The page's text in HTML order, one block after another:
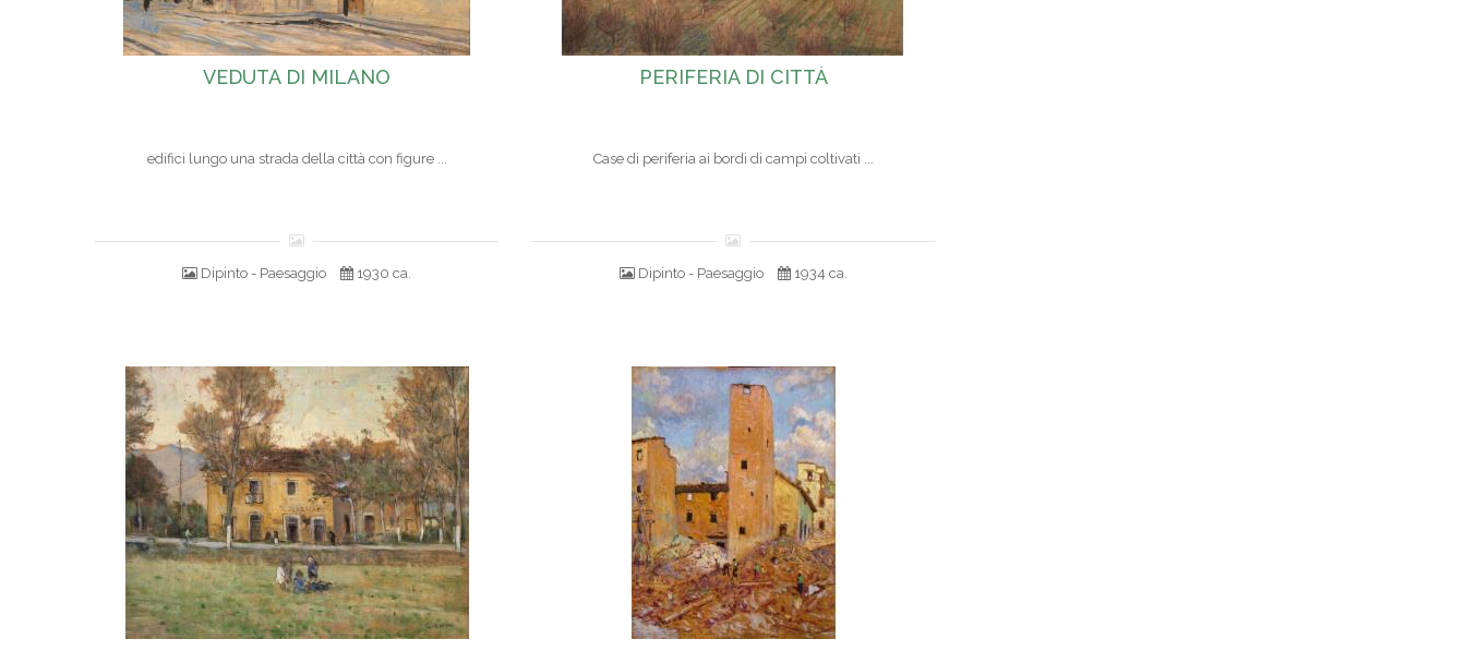
VEDUTA DI MILANO
edifici lungo una strada della città con figure ...
Dipinto - Paesaggio 1930 ca.
PERIFERIA DI CITTÀ
Case di periferia ai bordi di campi coltivati ...
Dipinto - Paesaggio 1934 ca.